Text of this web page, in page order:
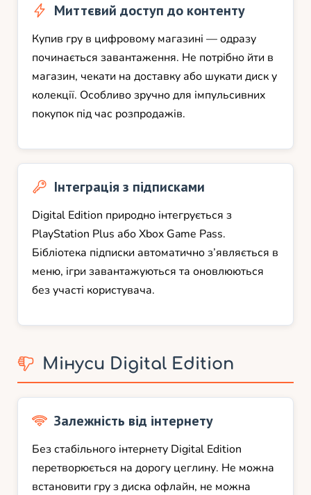
Миттєвий доступ до контенту
Купив гру в цифровому магазині — одразу
починається завантаження. Не потрібно йти в
магазин, чекати на доставку або шукати диск у
колекції. Особливо зручно для імпульсивних
покупок під час розпродажів.
Інтеграція з підписками
Digital Edition природно інтегрується з
PlayStation Plus або Xbox Game Pass.
Бібліотека підписки автоматично з’являється в
меню, ігри завантажуються та оновлюються
без участі користувача.
Мінуси Digital Edition
Залежність від інтернету
Без стабільного інтернету Digital Edition
перетворюється на дорогу цеглину. Не можна
встановити гру з диска офлайн, не можна